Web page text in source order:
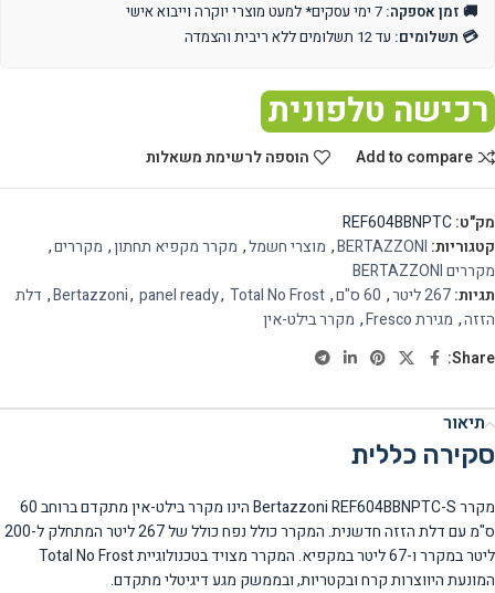
🚚 זמן אספקה:
💳 תשלומים: עד 12 תשלומים ללא ריבית והצמדה
רכישה טלפונית
Add to compare הוספה לרשימת משאלות
מק"ט:REF604BBNPTC
קטגוריות: BERTAZZONI
, מוצרי חשמל, מקרר מקפיא תחתון, מקררים,
מקררים BERTAZZONI
תגיות:267 ליטר , 60 ס"ם ,
Bertazzoni, panel ready, Total No Frost
, דלת
הזזה, מגירת Fresco , מקרר בילט-אין
Share:
תיאור
סקירה כללית
מקרר Bertazzoni REF604BBNPTC-S הינו מקרר בילט-אין מתקדם ברוחב 60
ס"מ עם דלת הזזה חדשנית. המקרר כולל נפח כולל של 267 ליטר המתחלק ל-200
ליטר במקרר ו-67 ליטר במקפיא. המקרר מצויד בטכנולוגיית Total No Frost
המונעת היווצרות קרח ובקטריות, ובממשק מגע דיגיטלי מתקדם.